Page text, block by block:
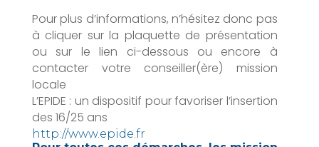
Pour plus d’informations, n’hésitez donc pas
à cliquer sur la plaquette de présentation
ou sur le lien ci-dessous ou encore à
contacter votre conseiller(ère) mission
locale
L’EPIDE : un dispositif pour favoriser l’insertion
des 16/25 ans
http://www.epide.fr